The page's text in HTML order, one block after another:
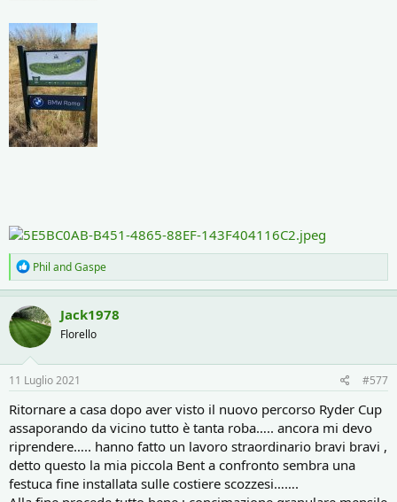
R
e
a
c
t
i
o
n
s
:
Phil andGaspe
Jack1978
Florello
11 Luglio 2021 #577
Ritornare a casa dopo aver visto il nuovo percorso Ryder Cup
assaporando da vicino tutto è tanta roba….. ancora mi devo
riprendere….. hanno fatto un lavoro straordinario bravi bravi ,
detto questo la mia piccola Bent a confronto sembra una
festuca fine installata sulle costiere scozzesi…….